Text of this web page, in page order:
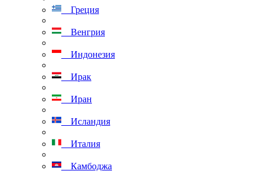
Греция
Венгрия
Индонезия
Ирак
Иран
Исландия
Италия
Камбоджа